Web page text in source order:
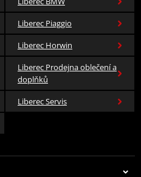
Liberec Piaggio
Liberec Horwin
Liberec Prodejna oblečení a
doplňků
Liberec Servis